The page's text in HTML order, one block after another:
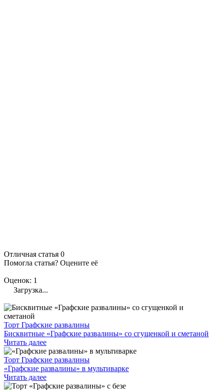
Отличная статья 0
Помогла статья? Оцените её
Оценок: 1
Загрузка...
Торт Графские развалины
Бисквитные «Графские развалины» со сгущенкой и сметаной
Читать далее
Торт Графские развалины
«Графские развалины» в мультиварке
Читать далее